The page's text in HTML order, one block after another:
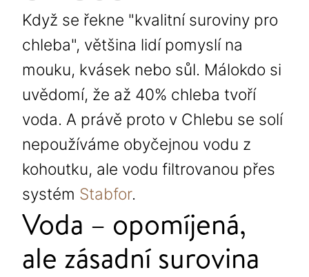
Když se řekne "kvalitní suroviny pro
chleba", většina lidí pomyslí na
mouku, kvásek nebo sůl. Málokdo si
uvědomí, že až 40% chleba tvoří
voda. A právě proto v Chlebu se solí
nepoužíváme obyčejnou vodu z
kohoutku, ale vodu filtrovanou přes
systém Stabfor.
Voda – opomíjená,
ale zásadní surovina